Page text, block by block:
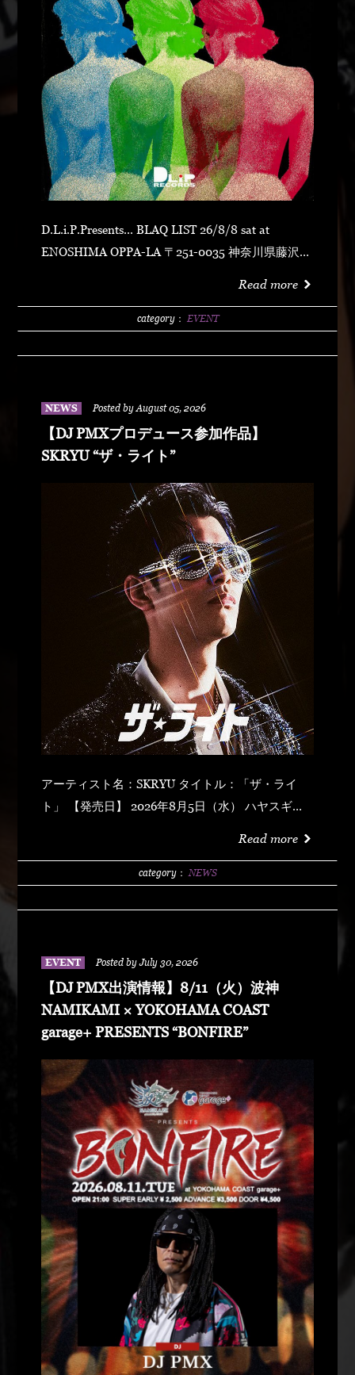
D.L.i.P.Presents... BLAQ LIST 26/8/8 sat at
ENOSHIMA OPPA-LA 〒251-0035 神奈川県藤沢市
2500/1dLADY'S FREE HOTTS GUEST DJ PMX
MANLEXKILLAHSHARKHEDMAO & MAGOODZ
Read more
category： EVENT
NEWS Posted by August 05, 2026
【DJ PMXプロデュース参加作品】
SKRYU “ザ・ライト”
アーティスト名：SKRYU タイトル：「ザ・ライ
ト」 【発売日】 2026年8月5日（水） ハヤスギテ
リング (prod by DJ PMX) マッパ・ノ・オウサマ
Read more
category： NEWS
EVENT Posted by July 30, 2026
【DJ PMX出演情報】8/11（火）波神
NAMIKAMI × YOKOHAMA COAST
garage+ PRESENTS “BONFIRE”